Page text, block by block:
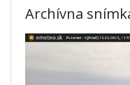
Archívna